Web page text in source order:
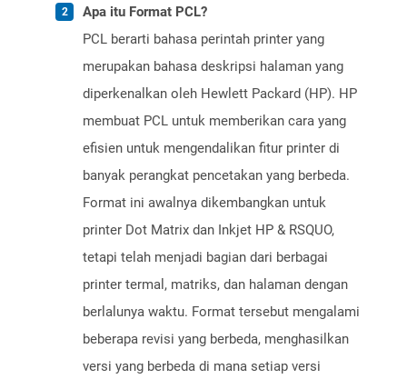
Apa itu Format PCL?
PCL berarti bahasa perintah printer yang
merupakan bahasa deskripsi halaman yang
diperkenalkan oleh Hewlett Packard (HP). HP
membuat PCL untuk memberikan cara yang
efisien untuk mengendalikan fitur printer di
banyak perangkat pencetakan yang berbeda.
Format ini awalnya dikembangkan untuk
printer Dot Matrix dan Inkjet HP & RSQUO,
tetapi telah menjadi bagian dari berbagai
printer termal, matriks, dan halaman dengan
berlalunya waktu. Format tersebut mengalami
beberapa revisi yang berbeda, menghasilkan
versi yang berbeda di mana setiap versi